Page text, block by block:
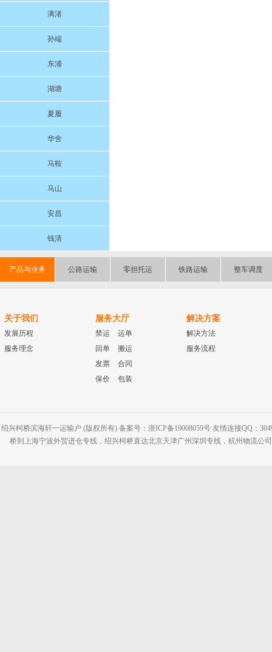
漓渚
孙端
东浦
湖塘
夏履
华舍
马鞍
马山
安昌
钱清
产品与业务 公路运输 零担托运 铁路运输 整车调度
关于我们
发展历程
服务理念
服务大厅
禁运
运单
回单
搬运
发票
合同
保价
包装
解决方案
解决方法
服务流程
绍兴柯桥滨海轩一运输户 (版权所有) 备案号：浙ICP备19008059号 友情连接QQ：
桥到上海宁波外贸进仓专线，绍兴柯桥直达北京天津广州深圳专线，杭州物流公